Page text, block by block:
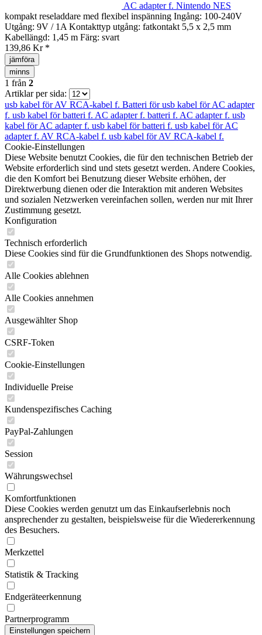
AC adapter f. Nintendo NES
kompakt reseladdare med flexibel inspänning Ingång: 100-240V
Utgång: 9V / 1A Kontakttyp utgång: fatkontakt 5,5 x 2,5 mm
Kabellängd: 1,45 m Färg: svart
139,86 Kr *
jämföra
minns
1 från 2
Artiklar per sida:
usb kabel förAV RCA-kabel f. Batteri förusb kabel förAC adapter
f. usb kabel förbatteri f. AC adapter f. batteri f. AC adapter f. usb
kabel förAC adapter f. usb kabel förbatteri f. usb kabel förAC
adapter f. AV RCA-kabel f. usb kabel förAV RCA-kabel f.
Cookie-Einstellungen
Diese Website benutzt Cookies, die für den technischen Betrieb der
Website erforderlich sind und stets gesetzt werden. Andere Cookies,
die den Komfort bei Benutzung dieser Website erhöhen, der
Direktwerbung dienen oder die Interaktion mit anderen Websites
und sozialen Netzwerken vereinfachen sollen, werden nur mit Ihrer
Zustimmung gesetzt.
Konfiguration
Technisch erforderlich
Diese Cookies sind für die Grundfunktionen des Shops notwendig.
Alle Cookies ablehnen
Alle Cookies annehmen
Ausgewählter Shop
CSRF-Token
Cookie-Einstellungen
Individuelle Preise
Kundenspezifisches Caching
PayPal-Zahlungen
Session
Währungswechsel
Komfortfunktionen
Diese Cookies werden genutzt um das Einkaufserlebnis noch
ansprechender zu gestalten, beispielsweise für die Wiedererkennung
des Besuchers.
Merkzettel
Statistik & Tracking
Endgeräteerkennung
Partnerprogramm